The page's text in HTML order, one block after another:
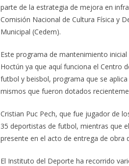
parte de la estrategia de mejora en
Comisión Nacional de Cultura Física y
Municipal (Cedem).
Este programa de mantenimiento
Hoctún ya que aquí funciona el Centro
futbol y beisbol, programa que se
mismos que fueron dotados
Cristian Puc Pech, que fue jugador de
35 deportistas de futbol, mientras que
presente en el acto de entrega de obra
El Instituto del Deporte ha recorrido